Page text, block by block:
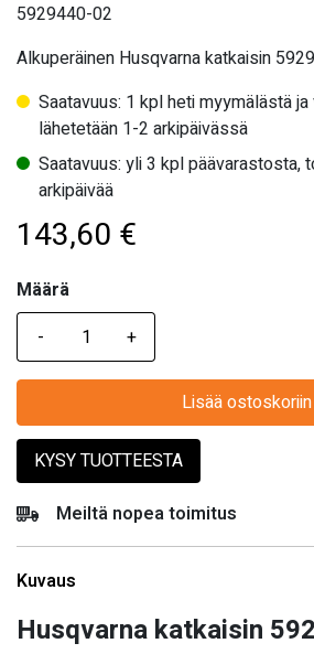
5929440-02
Alkuperäinen Husqvarna katkaisin
Saatavuus: 1 kpl heti myymälästä
lähetetään 1-2 arkipäivässä
Saatavuus: yli 3 kpl päävarastosta,
arkipäivää
143,60 €
Määrä
Määrä
Lisää ostoskoriin
KYSY TUOTTEESTA
Meiltä nopea toimitus
Kuvaus
Husqvarna katkaisin